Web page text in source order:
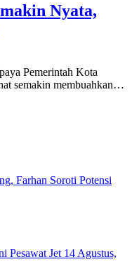
Nyata,
Pemerintah Kota
semakin membuahkan…
Farhan Soroti Potensi
Pesawat Jet 14 Agustus,